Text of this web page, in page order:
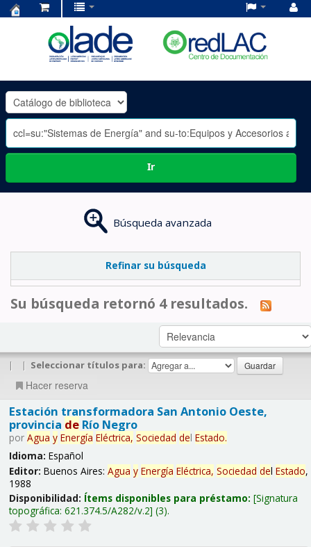
OLADE
-
Ir
Búsqueda avanzada
Refinar su búsqueda
Su búsqueda retornó 4 resultados.
| | Seleccionar títulos para:
Hacer reserva
Estación transformadora San Antonio Oeste,
provincia deRío Negro
por Agua y Energía Eléctrica, Sociedad del Estado.
Idioma: Español
Editor: Buenos Aires: Agua y Energía Eléctrica, Sociedad del Estado,
1988
Disponibilidad: Ítems disponibles para préstamo: Signatura
topográfica: 621.374.5/A282/v.2 (3).